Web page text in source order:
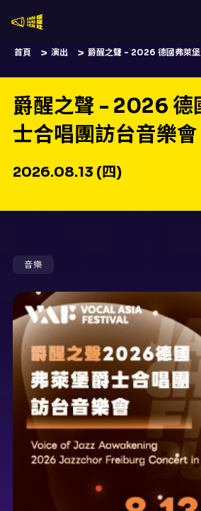
首頁 演出 爵醒之聲 - 2026 德國弗萊堡
爵醒之聲 - 2026 德
士合唱團訪台音樂會
2026.08.13 (四)
音樂